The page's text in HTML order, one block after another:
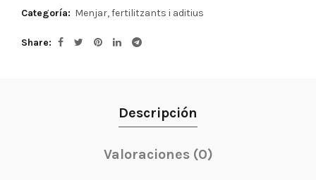
Categoría: Menjar, fertilitzants i aditius
Share
Descripción
Valoraciones (0)